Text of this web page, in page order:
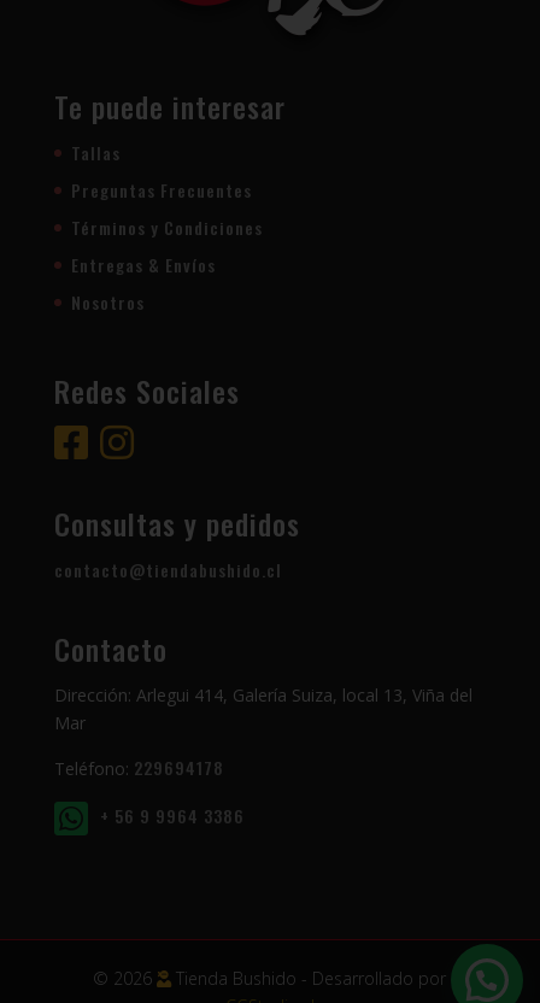
Te puede interesar
Tallas
Preguntas Frecuentes
Términos y Condiciones
Entregas & Envíos
Nosotros
Redes Sociales
Consultas y pedidos
contacto@tiendabushido.cl
Contacto
Dirección: Arlegui 414, Galería Suiza, local 13, Viña del
Mar
Teléfono: 229694178
+ 56 9 9964 3386
© 2026
Tienda Bushido - Desarrollado por